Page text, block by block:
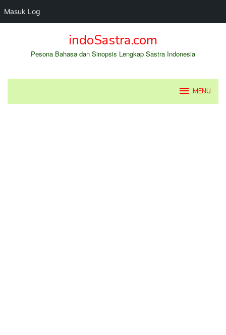
Masuk Log
indoSastra.com
Pesona Bahasa dan Sinopsis Lengkap Sastra Indonesia
MENU